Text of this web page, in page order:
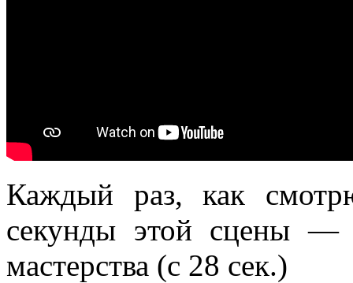
Каждый раз, как
секунды этой сцены —
мастерства (с 28 сек.)